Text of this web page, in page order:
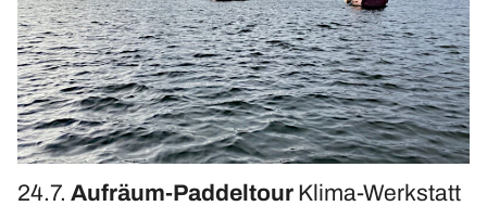
24.7.Aufräum-Paddeltour Klima-Werkstatt